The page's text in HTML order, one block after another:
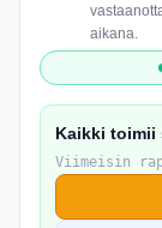
aikana.
Kaikki toimii
Viimeisin